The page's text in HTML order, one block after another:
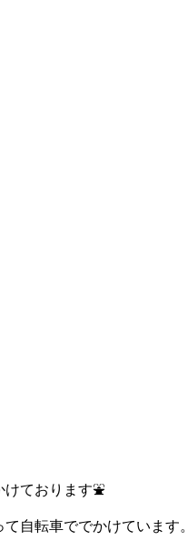
ております⛲
自転車ででかけています。